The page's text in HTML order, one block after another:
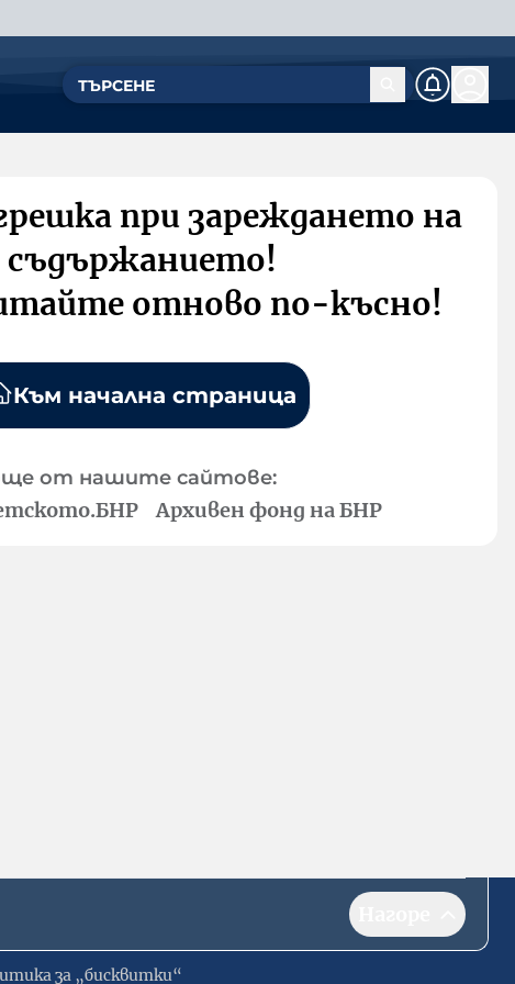
при зареждането на
съдържанието!
отново по-късно!
Към начална страница
от нашите сайтове:
Архивен фонд на БНР
за „бисквитки“